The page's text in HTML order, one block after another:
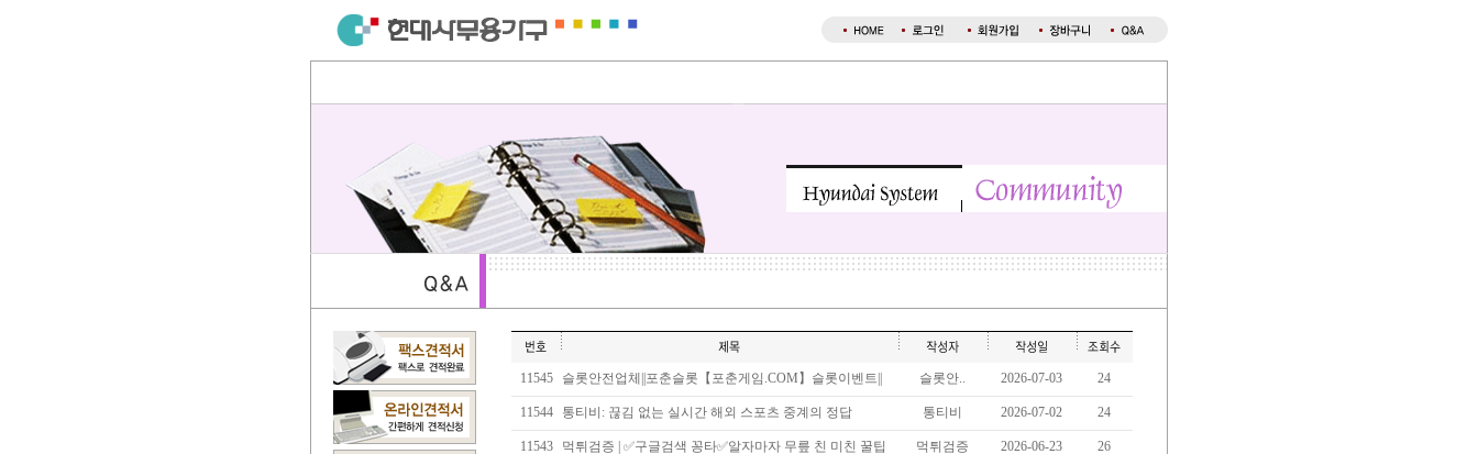
11545 슬롯안전업체||포춘슬롯【포춘게임.COM】슬롯이벤트|| 슬롯안.. 2026-07-03 24
11544 통티비: 끊김 없는 실시간 해외 스포츠 중계의 정답 통티비 2026-07-02 24
11543 먹튀검증 | ✅구글검색 꽁타✅알자마자 무릎 친 미친 꿀팁 먹튀검증 2026-06-23 26